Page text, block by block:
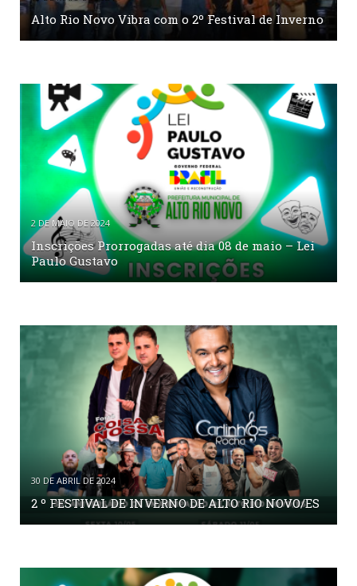
Alto Rio Novo Vibra com o 2º Festival de Inverno
2 DE MAIO DE 2024
Inscrições Prorrogadas até dia 08 de maio – Lei
Paulo Gustavo
30 DE ABRIL DE 2024
2 º FESTIVAL DE INVERNO DE ALTO RIO NOVO/ES